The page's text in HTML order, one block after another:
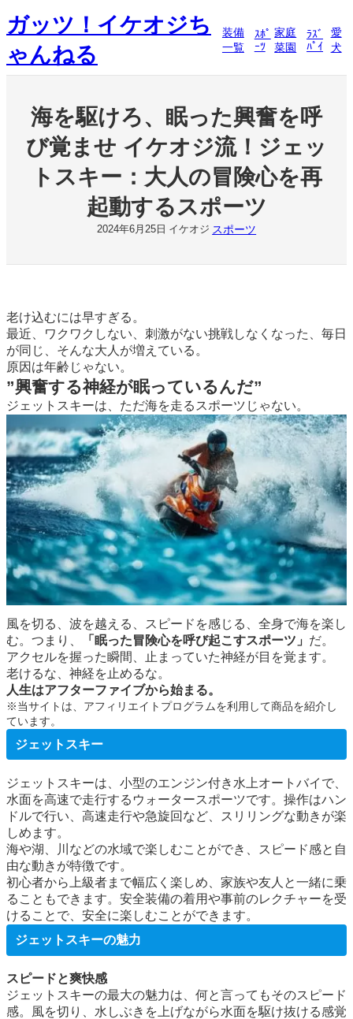
容
ス
キ
ガッツ！イケオジち
ゃんねる
装備
一覧
ｽﾎﾟ
ｰﾂ
家庭
菜園
ﾗｽﾞ
ﾊﾟｲ
愛
犬
海を駆けろ、眠った興奮を呼
び覚ませ イケオジ流！ジェッ
トスキー：大人の冒険心を再
起動するスポーツ
2024年6月25日 イケオジ スポーツ
老け込むには早すぎる。
最近、ワクワクしない、刺激がない挑戦しなくなった、毎日
が同じ、そんな大人が増えている。
原因は年齢じゃない。
”興奮する神経が眠っているんだ”
ジェットスキーは、ただ海を走るスポーツじゃない。
風を切る、波を越える、スピードを感じる、全身で海を楽し
む。つまり、
「眠った冒険心を呼び起こすスポーツ」 だ。
アクセルを握った瞬間、止まっていた神経が目を覚ます。
老けるな、神経を止めるな。
人生はアフターファイブから始まる。
※当サイトは、アフィリエイトプログラムを利用して商品を紹介し
ています。
ジェットスキー
ジェットスキーは、小型のエンジン付き水上オートバイで、
水面を高速で走行するウォータースポーツです。操作はハン
ドルで行い、高速走行や急旋回など、スリリングな動きが楽
しめます。
海や湖、川などの水域で楽しむことができ、スピード感と自
由な動きが特徴です。
初心者から上級者まで幅広く楽しめ、家族や友人と一緒に乗
ることもできます。安全装備の着用や事前のレクチャーを受
けることで、安全に楽しむことができます。
ジェットスキーの魅力
スピードと爽快感
ジェットスキーの最大の魅力は、何と言ってもそのスピード
感。風を切り、水しぶきを上げながら水面を駆け抜ける感覚